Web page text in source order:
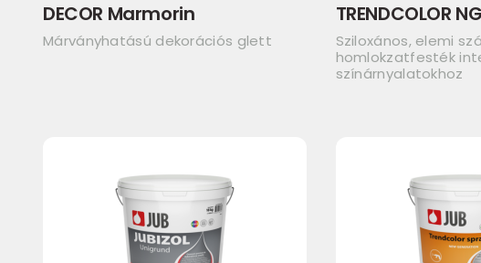
DECOR Marmorin
Márványhatású dekorációs glett
TRENDCOLOR NG
Sziloxános, elemi
homlokzatfesték
színárnyalatokhoz